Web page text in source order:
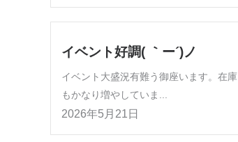
イベント好調( ｀ー´)ノ
イベント大盛況有難う御座います。在庫
もかなり増やしていま...
2026年5月21日